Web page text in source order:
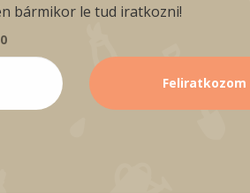
bármikor le tud iratkozni!